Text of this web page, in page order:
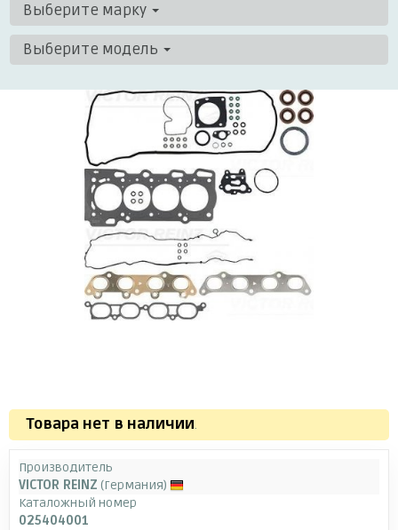
Выберите марку
Выберите модель
Товара нет в наличии.
Производитель
VICTOR REINZ (Германия)
Каталожный номер
025404001